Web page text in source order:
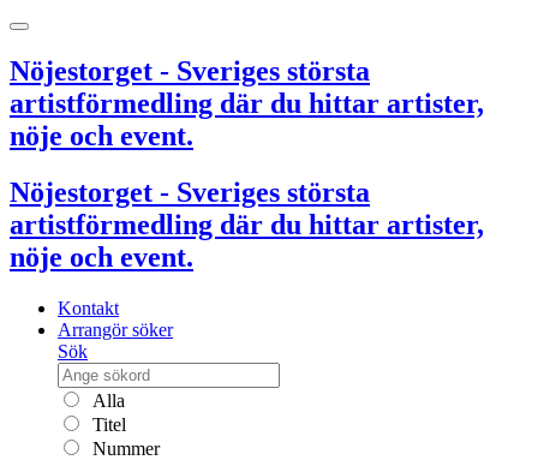
Nöjestorget - Sveriges största
artistförmedling där du hittar artister,
nöje och event.
Nöjestorget - Sveriges största
artistförmedling där du hittar artister,
nöje och event.
Kontakt
Arrangör söker
Sök
Alla
Titel
Nummer